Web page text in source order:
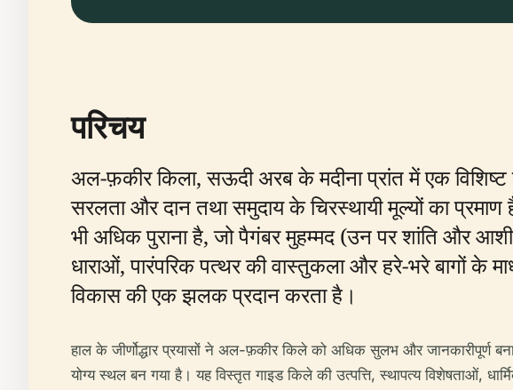
परिचय
अल-फ़कीर किला, सऊदी अरब के मदीना प्रांत में एक विशिष्ट
सरलता और दान तथा समुदाय के चिरस्थायी मूल्यों का
भी अधिक पुराना है, जो पैगंबर मुहम्मद (उन पर शांति और
धाराओं, पारंपरिक पत्थर की वास्तुकला और हरे-भरे बागों के
विकास की एक झलक प्रदान करता है।
हाल के जीर्णोद्धार प्रयासों ने अल-फ़कीर किले को अधिक सुलभ और जानकारीपूर्ण
योग्य स्थल बन गया है। यह विस्तृत गाइड किले की उत्पत्ति, स्थापत्य विशेषताओं,